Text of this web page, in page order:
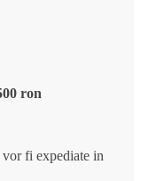
ron
fi expediate in